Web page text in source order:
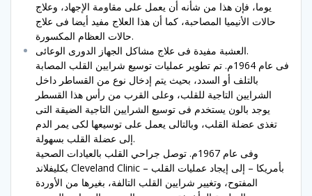
يوما، فإن هذا من شأنه أن يعمل على مقاومة الإجهاد، وعلاج
حالات الأنيميا المصاحبة، كما أن هذا العلاج مفيد أيضا فى علاج
حالات العظام المكسورة.
العشبة مفيدة فى علاج مشاكل الجهاز الدورى الوعائى.
فى عام 1964م. تم تطوير عمليات توسيع شرايين القلب المصابة
بالتلف أو السدد، بحيث يتم إدخال نوع من القساطر داخل
الشرايين التاجية للقلب، وعلى القرب من رأس هذا القسطر
يوجد بالون يستخدم فى توسيع الشرايين التاجية الضيقة التى
تغذى عضلة القلب، وبالتالى يعمل على توسيعها لكى يمر الدم
إلى عضلة القلب بسهولة.
وفى عام 1967م. توصل جراحي القلب بالعيادات الصحية
بكليفلاند Cleveland Clinic – بأمريكا – إلى إيجاد عمليات القلب
المفتوح، وتغيير شرايين القلب التالفة، بغيرها من الأوردة